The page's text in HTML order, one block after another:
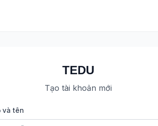
TEDU
Tạo tài khoản mới
và tên